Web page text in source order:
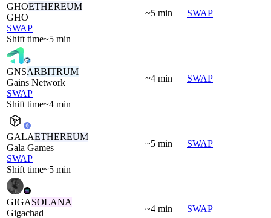
GHOETHEREUM
GHO
SWAP
Shift time~5 min
~5 min SWAP
GNSARBITRUM
Gains Network
SWAP
Shift time~4 min
~4 min SWAP
GALAETHEREUM
Gala Games
SWAP
Shift time~5 min
~5 min SWAP
GIGASOLANA
Gigachad
~4 min SWAP